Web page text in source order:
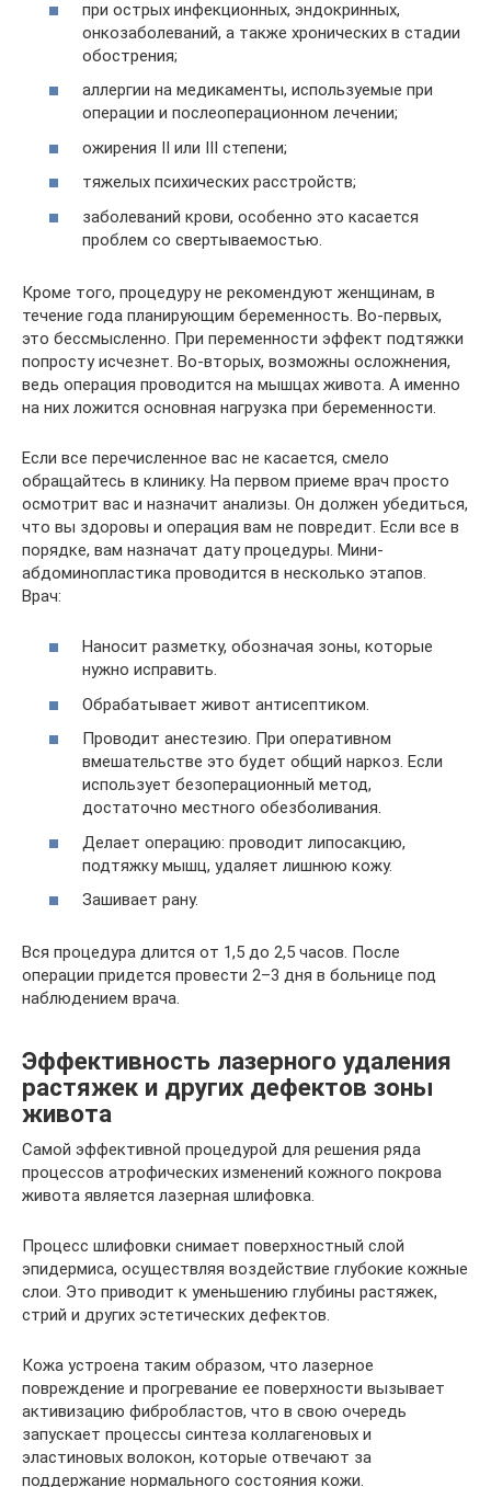
при острых инфекционных, эндокринных,
онкозаболеваний, а также хронических в стадии
обострения;
аллергии на медикаменты, используемые при
операции и послеоперационном лечении;
ожирения II или III степени;
тяжелых психических расстройств;
заболеваний крови, особенно это касается
проблем со свертываемостью.
Кроме того, процедуру не рекомендуют женщинам, в
течение года планирующим беременность. Во-первых,
это бессмысленно. При переменности эффект подтяжки
попросту исчезнет. Во-вторых, возможны осложнения,
ведь операция проводится на мышцах живота. А именно
на них ложится основная нагрузка при беременности.
Если все перечисленное вас не касается, смело
обращайтесь в клинику. На первом приеме врач просто
осмотрит вас и назначит анализы. Он должен убедиться,
что вы здоровы и операция вам не повредит. Если все в
порядке, вам назначат дату процедуры. Мини-
абдоминопластика проводится в несколько этапов.
Врач:
Наносит разметку, обозначая зоны, которые
нужно исправить.
Обрабатывает живот антисептиком.
Проводит анестезию. При оперативном
вмешательстве это будет общий наркоз. Если
использует безоперационный метод,
достаточно местного обезболивания.
Делает операцию: проводит липосакцию,
подтяжку мышц, удаляет лишнюю кожу.
Зашивает рану.
Вся процедура длится от 1,5 до 2,5 часов. После
операции придется провести 2–3 дня в больнице под
наблюдением врача.
Эффективность лазерного удаления
растяжек и других дефектов зоны
живота
Самой эффективной процедурой для решения ряда
процессов атрофических изменений кожного покрова
живота является лазерная шлифовка.
Процесс шлифовки снимает поверхностный слой
эпидермиса, осуществляя воздействие глубокие кожные
слои. Это приводит к уменьшению глубины растяжек,
стрий и других эстетических дефектов.
Кожа устроена таким образом, что лазерное
повреждение и прогревание ее поверхности вызывает
активизацию фибробластов, что в свою очередь
запускает процессы синтеза коллагеновых и
эластиновых волокон, которые отвечают за
поддержание нормального состояния кожи.